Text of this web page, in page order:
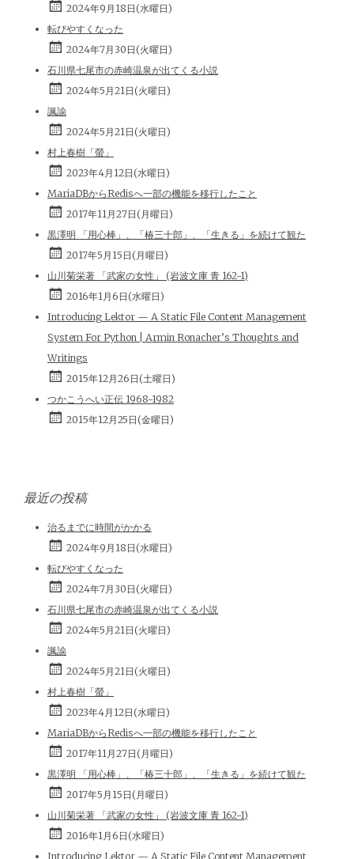
2024年9月18日(水曜日)
転びやすくなった
2024年7月30日(火曜日)
石川県七尾市の赤崎温泉が出てくる小説
2024年5月21日(火曜日)
諷諭
2024年5月21日(火曜日)
村上春樹「螢」
2023年4月12日(水曜日)
MariaDBからRedisへ一部の機能を移行したこと
2017年11月27日(月曜日)
黒澤明 「用心棒」、「椿三十郎」、「生きる」を続けて観た
2017年5月15日(月曜日)
山川菊栄著 「武家の女性」 (岩波文庫 青 162-1)
2016年1月6日(水曜日)
Introducing Lektor — A Static File Content Management
System For Python | Armin Ronacher’s Thoughts and
Writings
2015年12月26日(土曜日)
つかこうへい正伝 1968-1982
2015年12月25日(金曜日)
最近の投稿
治るまでに時間がかかる
2024年9月18日(水曜日)
転びやすくなった
2024年7月30日(火曜日)
石川県七尾市の赤崎温泉が出てくる小説
2024年5月21日(火曜日)
諷諭
2024年5月21日(火曜日)
村上春樹「螢」
2023年4月12日(水曜日)
MariaDBからRedisへ一部の機能を移行したこと
2017年11月27日(月曜日)
黒澤明 「用心棒」、「椿三十郎」、「生きる」を続けて観た
2017年5月15日(月曜日)
山川菊栄著 「武家の女性」 (岩波文庫 青 162-1)
2016年1月6日(水曜日)
Introducing Lektor — A Static File Content Management